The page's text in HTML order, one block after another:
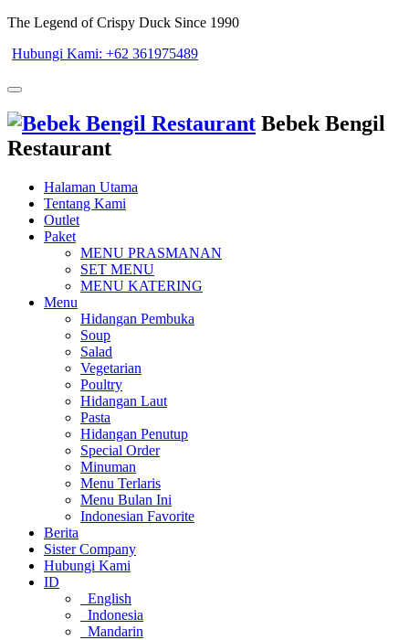
The Legend of Crispy Duck Since 1990
Hubungi Kami: +62 361975489
Bebek Bengil
Restaurant
Halaman Utama
Tentang Kami
Outlet
Paket
MENU PRASMANAN
SET MENU
MENU KATERING
Menu
Hidangan Pembuka
Soup
Salad
Vegetarian
Poultry
Hidangan Laut
Pasta
Hidangan Penutup
Special Order
Minuman
Menu Terlaris
Menu Bulan Ini
Indonesian Favorite
Berita
Sister Company
Hubungi Kami
ID
English
Indonesia
Mandarin